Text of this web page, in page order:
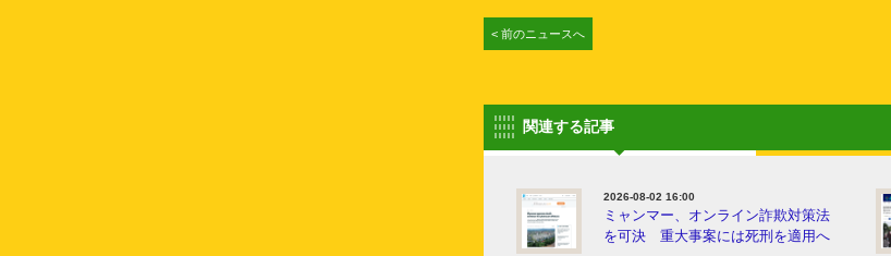
< 前のニュースへ
関連する記事
2026-08-02 16:00
ミャンマー、オンライン詐欺対策法
を可決 重大事案には死刑を適用へ